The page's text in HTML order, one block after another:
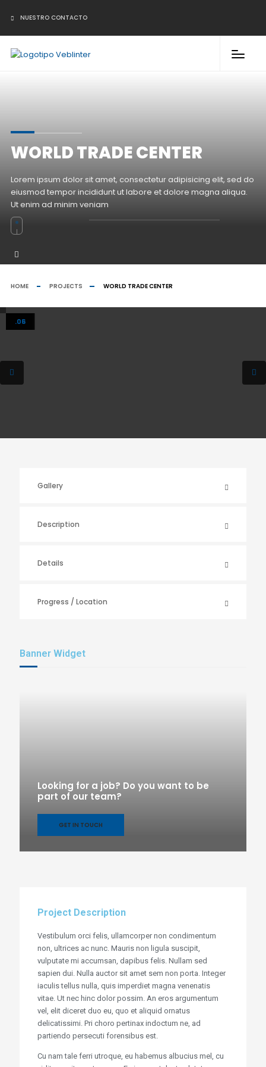
NUESTRO CONTACTO
WORLD TRADE CENTER
Lorem ipsum dolor sit amet, consectetur adipisicing elit, sed do
eiusmod tempor incididunt ut labore et dolore magna aliqua.
Ut enim ad minim veniam
HOME PROJECTS WORLD TRADE CENTER
.01
.02
.03
.04
.05
.06
Gallery
Description
Details
Progress / Location
Banner Widget
Looking for a job? Do you want to be
part of our team?
GET IN TOUCH
Project Description
Vestibulum orci felis, ullamcorper non condimentum
non, ultrices ac nunc. Mauris non ligula suscipit,
vulputate mi accumsan, dapibus felis. Nullam sed
sapien dui. Nulla auctor sit amet sem non porta. Integer
iaculis tellus nulla, quis imperdiet magna venenatis
vitae. Ut nec hinc dolor possim. An eros argumentum
vel, elit diceret duo eu, quo et aliquid ornatus
delicatissimi. Pri choro pertinax indoctum ne, ad
partiendo persecuti forensibus est.
Cu nam tale ferri utroque, eu habemus albucius mel, cu